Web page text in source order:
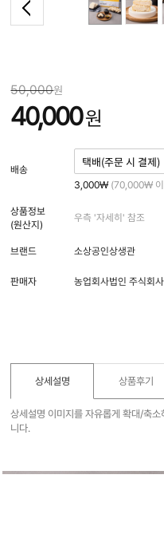
50,000원
40,000원
배송
3,000₩ (70,000₩ 이
상품정보
(원산지)
우측 '자세히' 참조
브랜드 소상공인상생관
판매자 농업회사법인 주식회
상세설명 상품후기
상세설명 이미지를 자유롭게 확대/축
니다.